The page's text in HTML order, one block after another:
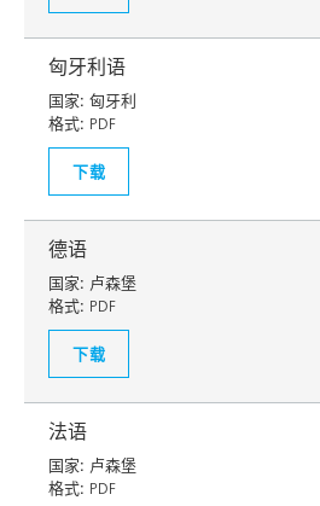
匈牙利语
国家: 匈牙利
格式: PDF
下载
德语
国家: 卢森堡
格式: PDF
下载
法语
国家: 卢森堡
格式: PDF